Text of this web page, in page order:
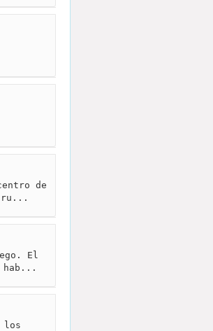
de
ru...
El
hab...
los